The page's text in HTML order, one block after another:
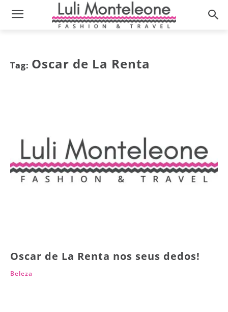
Tag: Oscar de La Renta
Oscar de La Renta nos seus dedos!
Beleza